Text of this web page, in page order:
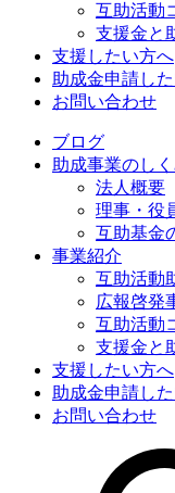
互助活動
支援金と
支援したい方へ
助成金申請し
お問い合わせ
ブログ
助成事業のし
法人概要
理事・役
互助基金
事業紹介
互助活動
広報啓発
互助活動
支援金と
支援したい方へ
助成金申請し
お問い合わせ